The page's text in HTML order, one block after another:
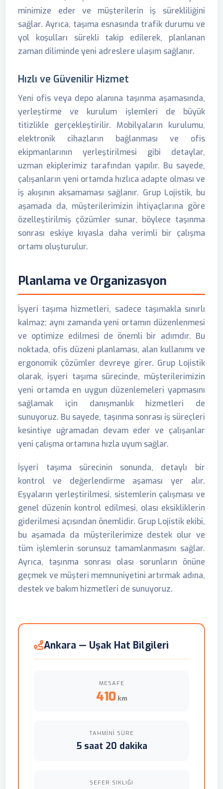
minimize eder ve müşterilerin iş sürekliliğini
sağlar. Ayrıca, taşıma esnasında trafik durumu ve
yol koşulları sürekli takip edilerek, planlanan
zaman diliminde yeni adreslere ulaşım sağlanır.
Hızlı ve Güvenilir Hizmet
Yeni ofis veya depo alanına taşınma aşamasında,
yerleştirme ve kurulum işlemleri de büyük
titizlikle gerçekleştirilir. Mobilyaların kurulumu,
elektronik cihazların bağlanması ve ofis
ekipmanlarının yerleştirilmesi gibi detaylar,
uzman ekiplerimiz tarafından yapılır. Bu sayede,
çalışanların yeni ortamda hızlıca adapte olması ve
iş akışının aksamaması sağlanır. Grup Lojistik, bu
aşamada da, müşterilerimizin ihtiyaçlarına göre
özelleştirilmiş çözümler sunar, böylece taşınma
sonrası eskiye kıyasla daha verimli bir çalışma
ortamı oluşturulur.
Planlama ve Organizasyon
İşyeri taşıma hizmetleri, sadece taşımakla sınırlı
kalmaz; aynı zamanda yeni ortamın düzenlenmesi
ve optimize edilmesi de önemli bir adımdır. Bu
noktada, ofis düzeni planlaması, alan kullanımı ve
ergonomik çözümler devreye girer. Grup Lojistik
olarak, işyeri taşıma sürecinde, müşterilerimizin
yeni ortamda en uygun düzenlemeleri yapmasını
sağlamak için danışmanlık hizmetleri de
sunuyoruz. Bu sayede, taşınma sonrası iş süreçleri
kesintiye uğramadan devam eder ve çalışanlar
yeni çalışma ortamına hızla uyum sağlar.
İşyeri taşıma sürecinin sonunda, detaylı bir
kontrol ve değerlendirme aşaması yer alır.
Eşyaların yerleştirilmesi, sistemlerin çalışması ve
genel düzenin kontrol edilmesi, olası eksikliklerin
giderilmesi açısından önemlidir. Grup Lojistik ekibi,
bu aşamada da müşterilerimize destek olur ve
tüm işlemlerin sorunsuz tamamlanmasını sağlar.
Ayrıca, taşınma sonrası olası sorunların önüne
geçmek ve müşteri memnuniyetini artırmak adına,
destek ve bakım hizmetleri de sunuyoruz.
Ankara — Uşak Hat Bilgileri
MESAFE
410 km
TAHMINI SÜRE
5 saat 20 dakika
SEFER SIKLIĞI